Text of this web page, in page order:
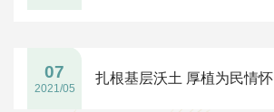
扎根基层沃土 厚植为民情怀
07
2021/05